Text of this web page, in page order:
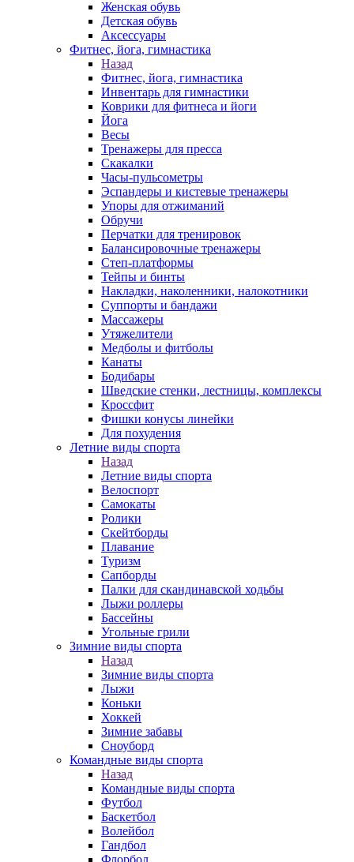
Женская обувь
Детская обувь
Аксессуары
Фитнес, йога, гимнастика
Назад
Фитнес, йога, гимнастика
Инвентарь для гимнастики
Коврики для фитнеса и йоги
Йога
Весы
Тренажеры для пресса
Скакалки
Часы-пульсометры
Эспандеры и кистевые тренажеры
Упоры для отжиманий
Обручи
Перчатки для тренировок
Балансировочные тренажеры
Степ-платформы
Тейпы и бинты
Накладки, наколенники, налокотники
Суппорты и бандажи
Массажеры
Утяжелители
Медболы и фитболы
Канаты
Бодибары
Шведские стенки, лестницы, комплексы
Кроссфит
Фишки конусы линейки
Для похудения
Летние виды спорта
Назад
Летние виды спорта
Велоспорт
Самокаты
Ролики
Скейтборды
Плавание
Туризм
Сапборды
Палки для скандинавской ходьбы
Лыжи роллеры
Бассейны
Угольные грили
Зимние виды спорта
Назад
Зимние виды спорта
Лыжи
Коньки
Хоккей
Зимние забавы
Сноуборд
Командные виды спорта
Назад
Командные виды спорта
Футбол
Баскетбол
Волейбол
Гандбол
Флорбол